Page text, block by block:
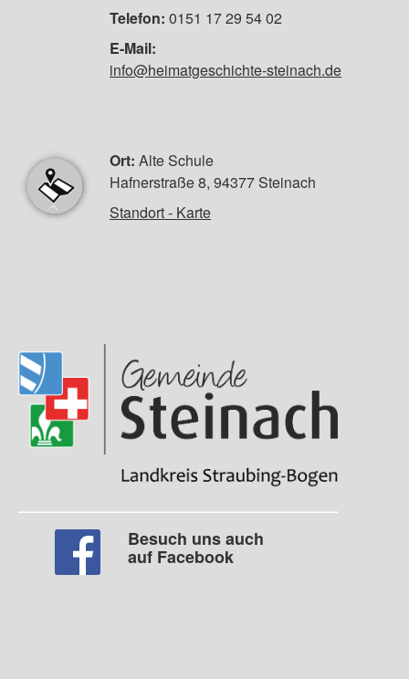
Telefon: 0151 17 29 54 02
E-Mail:
info@heimatgeschichte-steinach.de
Ort: Alte Schule
Hafnerstraße 8, 94377 Steinach
Standort - Karte
Besuch uns auch
auf Facebook